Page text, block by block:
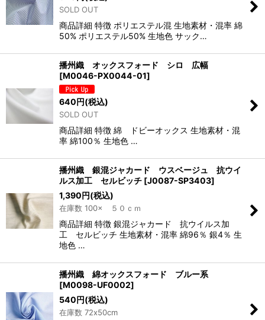
SOLD OUT
商品詳細 特徴 ポリエステル混 生地素材・混率 綿
50% ポリエステル50% 生地色 サック…
播州織 オックスフォード シロ 広幅
[M0046-PX0044-01]
640円(税込)
SOLD OUT
商品詳細 特徴 綿 ドビーオックス 生地素材・混
率 綿100％ 生地色 …
播州織 銀混ジャカード ウスベージュ 抗ウイ
ルス加工 セルビッチ [J0087-SP3403]
1,390円(税込)
在庫数 100× ５０ｃｍ
商品詳細 特徴 銀混ジャカード 抗ウイルス加
工 セルビッチ 生地素材・混率 綿96％ 銀4％ 生
地色 …
播州織 綿オックスフォード ブルー系
[M0098-UF0002]
540円(税込)
在庫数 72x50cm